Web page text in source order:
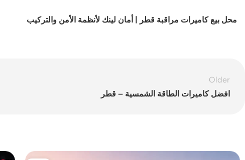
محل بيع كاميرات مراقبة قطر | أمان لينك لأنظمة الأمن والتركيب
Older
افضل كاميرات الطاقة الشمسية – قطر